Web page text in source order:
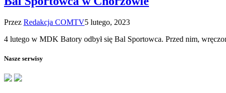
Przez Redakcja COMTV5 lutego, 2023
4 lutego w MDK Batory odbył się Bal Sportowca. Przed nim,
Nasze serwisy